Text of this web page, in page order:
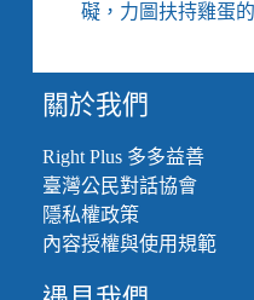
礙，力圖扶持雞蛋
關於我們
Right Plus 多多益善
臺灣公民對話協會
隱私權政策
內容授權與使用規範